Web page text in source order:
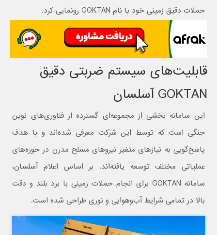
حملات دقیق زمینی خود با نام GOKTAN رونمایی کرد.
قابلیت‌های سیستم ضربتی دقیق
GOKTAN آسلسان
این سامانه بخشی از مجموعه‌ای گسترده از فناوری‌های نوین
جنگی است که توسط این شرکت معرفی شده‌اند و با هدف
پاسخ‌گویی به نیازهای متغیر نیروهای مسلح مدرن در حوزه‌های
عملیاتی مختلف توسعه یافته‌اند. بر اساس اعلام آسلسان،
سامانه GOKTAN برای انجام حملات زمینی با برد بلند و دقت
بالا در تمامی شرایط آب‌وهوایی و نوری طراحی شده است.